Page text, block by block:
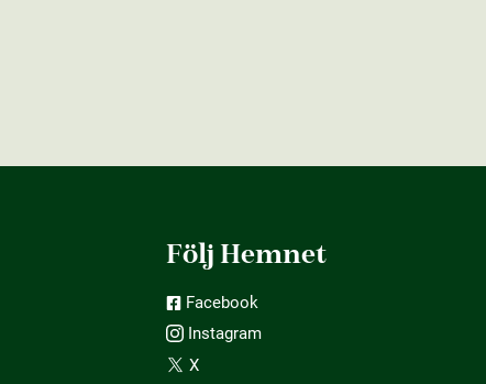
Följ Hemnet
Facebook
Instagram
X